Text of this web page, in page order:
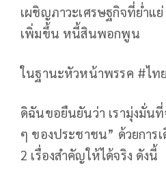
เผชิญภาวะเศรษฐกิจที่ย่ำแย่
เพิ่มขึ้น หนี้สินพอกพูน
ในฐานะหัวหน้าพรรค #ไท
ดิฉันขอยืนยันว่า เรามุ่งมั่นที่
ๆ ของประชาชน” ด้วยกา
2 เรื่องสำคัญให้ได้จริง ดังนี้